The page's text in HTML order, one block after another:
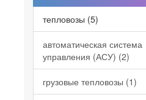
тепловозы (5)
автоматическая система
управления (АСУ) (2)
грузовые тепловозы (1)